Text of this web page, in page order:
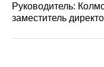
Руководитель:
заместитель